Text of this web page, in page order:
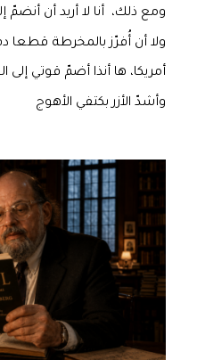
ومع ذلك، أنا لا أريد أن أنضمّ
ولا أن أُفرّز بالمخرطة
أمريكا، ها أنذا أضمّ قوتي إلى
وأشدّ الأزر بكتفي الأهوج